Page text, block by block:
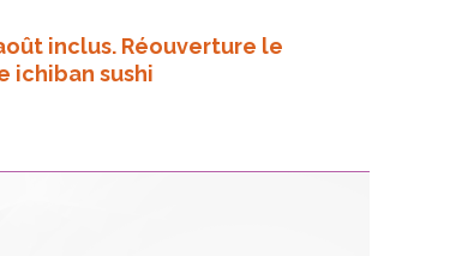
inclus. Réouverture le
ichiban sushi